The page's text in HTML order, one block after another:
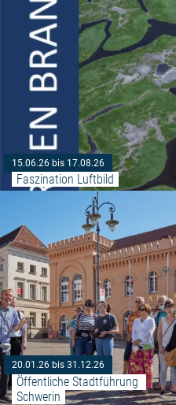
15.06.26 bis 17.08.26
Faszination Luftbild
20.01.26 bis 31.12.26
Öffentliche Stadtführung
Schwerin